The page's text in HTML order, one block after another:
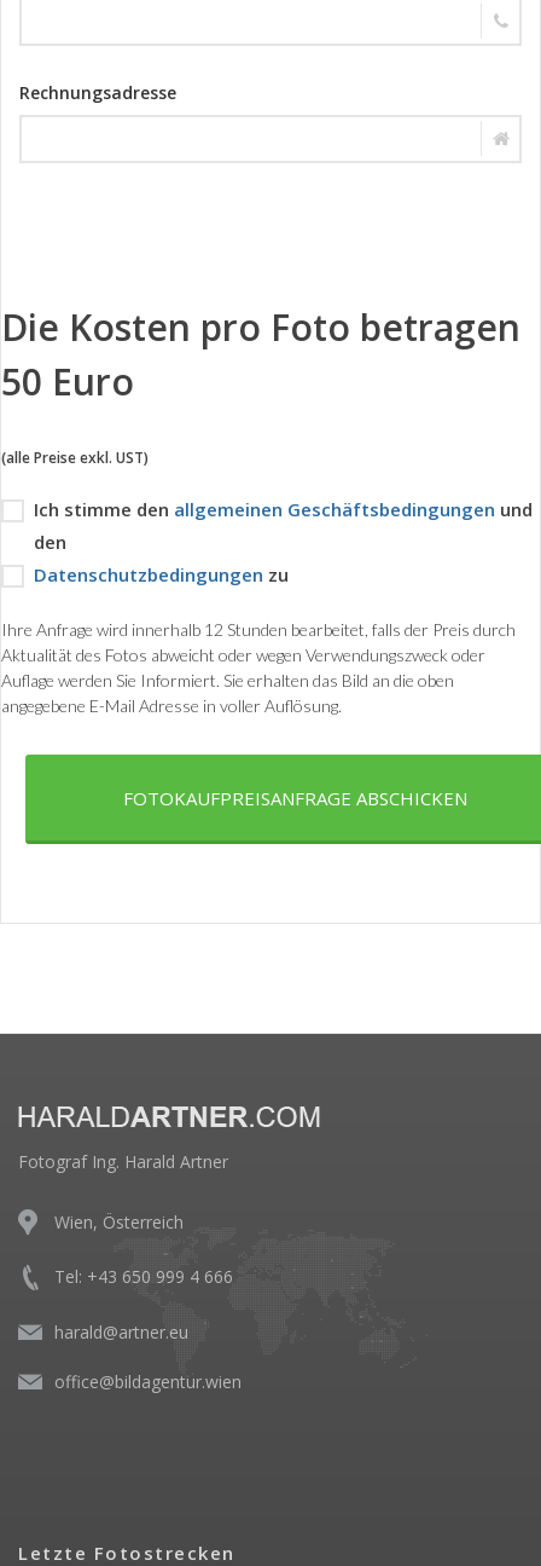
Rechnungsadresse
Die Kosten pro Foto betragen
50 Euro
(alle Preise exkl. UST)
Ich stimme den allgemeinen Geschäftsbedingungen und
den
Datenschutzbedingungen zu
Ihre Anfrage wird innerhalb 12 Stunden bearbeitet, falls der Preis durch
Aktualität des Fotos abweicht oder wegen Verwendungszweck oder
Auflage werden Sie Informiert. Sie erhalten das Bild an die oben
angegebene E-Mail Adresse in voller Auflösung.
FOTOKAUFPREISANFRAGE ABSCHICKEN
Fotograf Ing. Harald Artner
Wien, Österreich
Tel: +43 650 999 4 666
harald@artner.eu
office@bildagentur.wien
Letzte Fotostrecken